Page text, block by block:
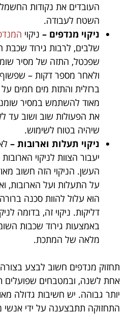
העובדים את נקודות
השטח לעבודה.
ניקוי מנדפים – ניקוי
שלבים, לרבות גירוד
שפכטל, התזה של מסיר
ולאחר מספר דקות –
ברזלית והתזת מים חמים
מאוד להשתמש במסיר
את הפעולות שוב ושוב עד
שיהיה בטוח לשימוש.
ניקוי תעלות וארובות –
יעבור הצוות לניקוי
העשן. הניקוי הזה חשוב
על התעלות ועל הארובות,
הוא עלול להוות סכנה
דליקות. ניקוי זה, בדומה
באמצעות גירוד שכבות
מלאה של המתכת.
תחזוק מנדפים חשוב לבצע בצורה
אחת לשנה, ובמטבחים שפועלים
יותר גבוהה. יש חשיבות גדולה
התחזוקה תתבצענה על ידי אנשי